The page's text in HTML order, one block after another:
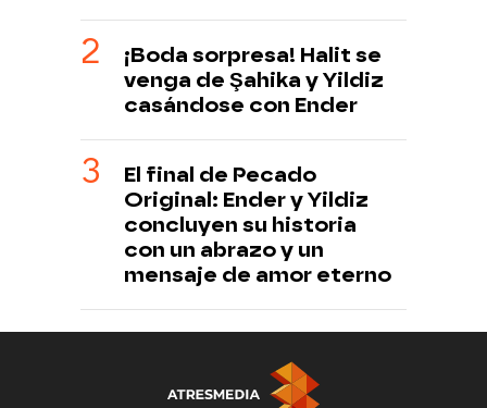
¡Boda sorpresa! Halit se
venga de Şahika y Yildiz
casándose con Ender
El final de Pecado
Original: Ender y Yildiz
concluyen su historia
con un abrazo y un
mensaje de amor eterno